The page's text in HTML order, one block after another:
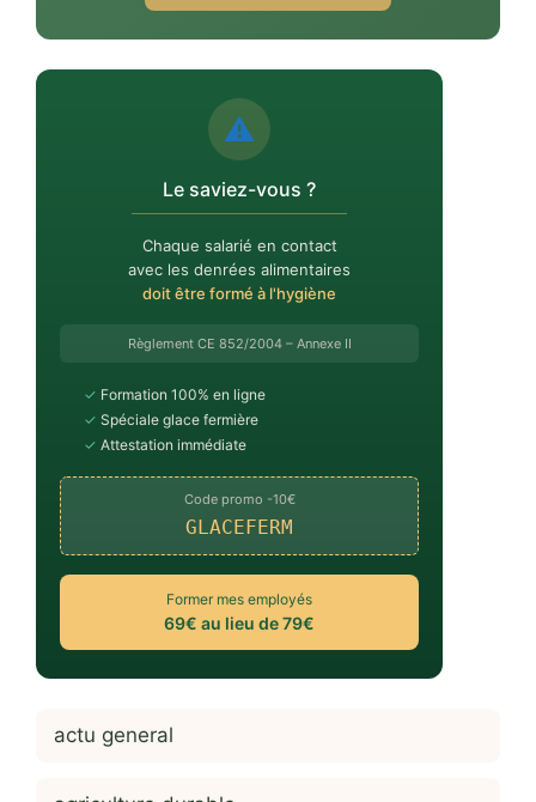
⚠️
Le saviez-vous ?
Chaque salarié en contact
avec les denrées alimentaires
doit être formé à l'hygiène
Règlement CE 852/2004 – Annexe II
✓ Formation 100% en ligne
✓ Spéciale glace fermière
✓ Attestation immédiate
Code promo -10€
GLACEFERM
Former mes employés
69€ au lieu de 79€
actu general